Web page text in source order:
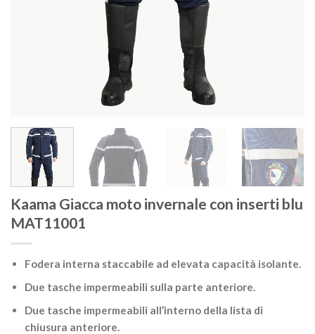
Kaama Giacca moto invernale con inserti blu
MAT11001
Fodera interna staccabile ad elevata capacità isolante.
Due tasche impermeabili sulla parte anteriore.
Due tasche impermeabili all’interno della lista di
chiusura anteriore.